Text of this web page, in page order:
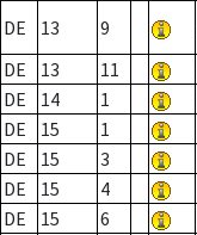
DE 13 9
DE
13 11
DE
14 1
DE
15 1
DE
15 3
DE
15 4
DE
15 6